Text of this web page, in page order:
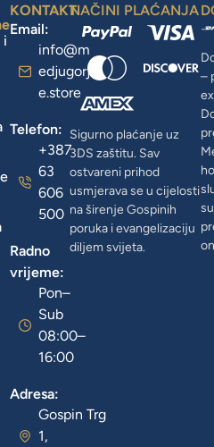
i
KONTAKT
Email:
info@m
edjugorj
e.store
Telefon:
+387
63
606
500
Radno
vrijeme:
Pon–
Sub
08:00–
16:00
Adresa:
Gospin Trg
1,
NAČINI PLAĆANJA
Sigurno plaćanje uz
3DS zaštitu. Sav
ostvareni prihod
usmjerava se u cijelosti
na širenje Gospinih
poruka i evangelizaciju
diljem svijeta.
–